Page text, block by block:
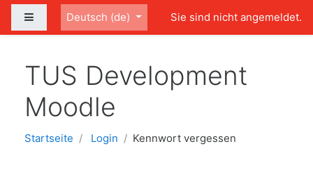
Zum Hauptinhalt
Website-Übersicht
Deutsch ‎(de)‎ Sie sind nicht angemeldet.
TUS Development
Moodle
Startseite Login Kennwort vergessen